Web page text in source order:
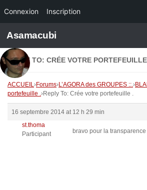
Connexion Inscription
Skip to content
Asamacubi
REPLY TO: CRÉE VOTRE
ACCUEIL›Forums›L’AGORA des GROUPES ::.›
portefeuille .›Reply To: Crée votre portefeuille .
16 septembre 2014 at 12 h 29 min
st.thoma
Participant
bravo pour la